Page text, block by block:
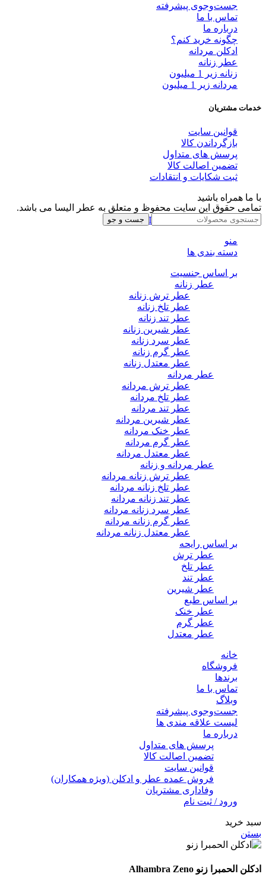
جست‌وجوی پیشرفته
تماس با ما
درباره ما
چگونه خرید کنم؟
ادکلن مردانه
عطر زنانه
زنانه زیر 1 میلیون
مردانه زیر 1 میلیون
خدمات مشتریان
قوانین سایت
بازگرداندن کالا
پرسش های متداول
تضمین اصالت کالا
ثبت شکایات و انتقادات
با ما همراه باشید
Telegram Whatsapp Instagram
تمامی حقوق این سایت محفوظ و متعلق به عطر الیسا می باشد.
جست و جو
منو
دسته بندی ها
بر اساس جنسیت
عطر زنانه
عطر ترش زنانه
عطر تلخ زنانه
عطر تند زنانه
عطر شیرین زنانه
عطر سرد زنانه
عطر گرم زنانه
عطر معتدل زنانه
عطر مردانه
عطر ترش مردانه
عطر تلخ مردانه
عطر تند مردانه
عطر شیرین مردانه
عطر خنک مردانه
عطر گرم مردانه
عطر معتدل مردانه
عطر مردانه و زنانه
عطر ترش زنانه مردانه
عطر تلخ زنانه مردانه
عطر تند زنانه مردانه
عطر سرد زنانه مردانه
عطر گرم زنانه مردانه
عطر معتدل زنانه مردانه
بر اساس رایحه
عطر ترش
عطر تلخ
عطر تند
عطر شیرین
بر اساس طبع
عطر خنک
عطر گرم
عطر معتدل
خانه
فروشگاه
برندها
تماس با ما
وبلاگ
جست‌وجوی پیشرفته
لیست علاقه مندی ها
درباره ما
پرسش های متداول
تضمین اصالت کالا
قوانین سایت
فروش عمده عطر و ادکلن (ویژه همکاران)
وفاداری مشتریان
ورود / ثبت نام
سبد خرید
بستن
ادکلن الحمبرا زنو Alhambra Zeno